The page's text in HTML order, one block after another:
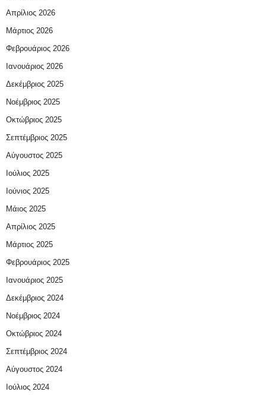
Απρίλιος 2026
Μάρτιος 2026
Φεβρουάριος 2026
Ιανουάριος 2026
Δεκέμβριος 2025
Νοέμβριος 2025
Οκτώβριος 2025
Σεπτέμβριος 2025
Αύγουστος 2025
Ιούλιος 2025
Ιούνιος 2025
Μάιος 2025
Απρίλιος 2025
Μάρτιος 2025
Φεβρουάριος 2025
Ιανουάριος 2025
Δεκέμβριος 2024
Νοέμβριος 2024
Οκτώβριος 2024
Σεπτέμβριος 2024
Αύγουστος 2024
Ιούλιος 2024